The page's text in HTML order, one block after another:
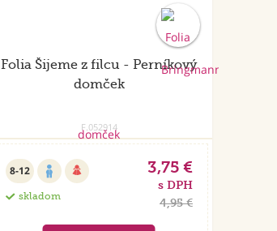
Folia Šijeme z filcu - Perníkový
domček
F.052914
8-12
skladom
3,75 €
s DPH
4,95 €